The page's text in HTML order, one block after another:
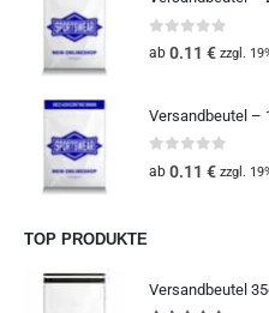
0out of 5
ab 0.11 € zzgl.
Versandbeutel –
0out of 5
ab 0.11 € zzgl.
TOP PRODUKTE
Versandbeutel